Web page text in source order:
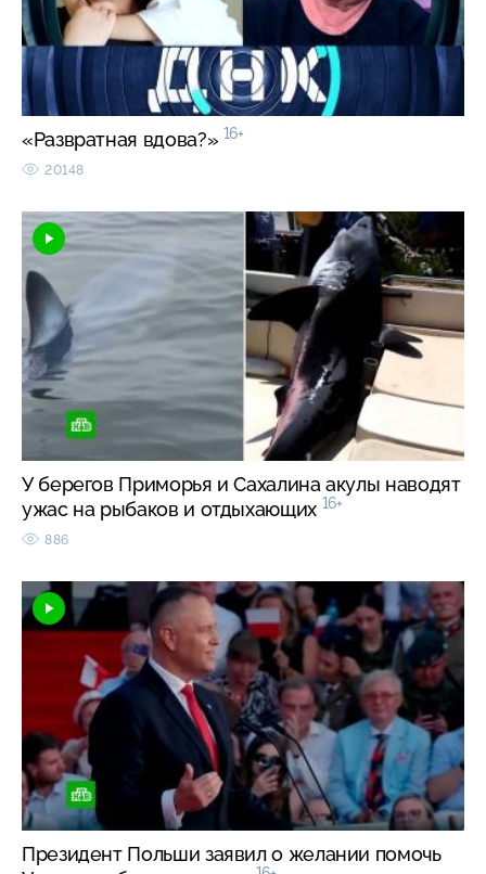
«Развратная вдова?» 16+
20148
У берегов Приморья и Сахалина акулы наводят
ужас на рыбаков и отдыхающих 16+
886
Президент Польши заявил о желании помочь